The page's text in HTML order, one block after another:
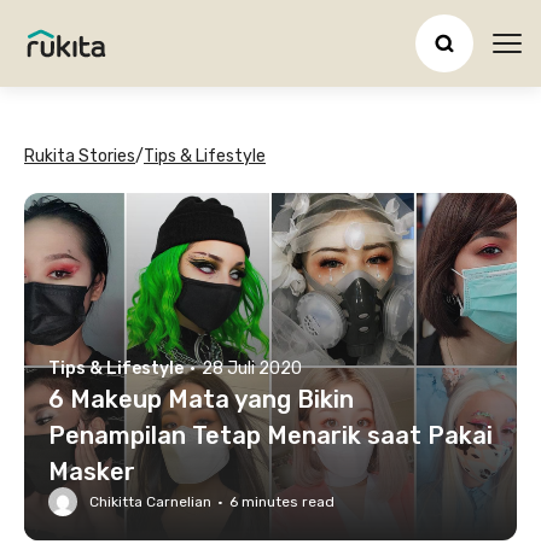
Rukita Stories/Tips & Lifestyle
Tips & Lifestyle · 28 Juli 2020
6 Makeup Mata yang Bikin
Penampilan Tetap Menarik saat Pakai
Masker
Chikitta Carnelian · 6 minutes read